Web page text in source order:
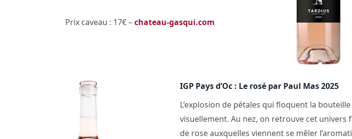
Prix caveau : 17€ –chateau-gasqui.com
IGP Pays d’Oc : Le rosé par Paul Mas 2025
L’explosion de pétales qui floquent la
visuellement. Au nez, on retrouve cet univers
de rose auxquelles viennent se mêler